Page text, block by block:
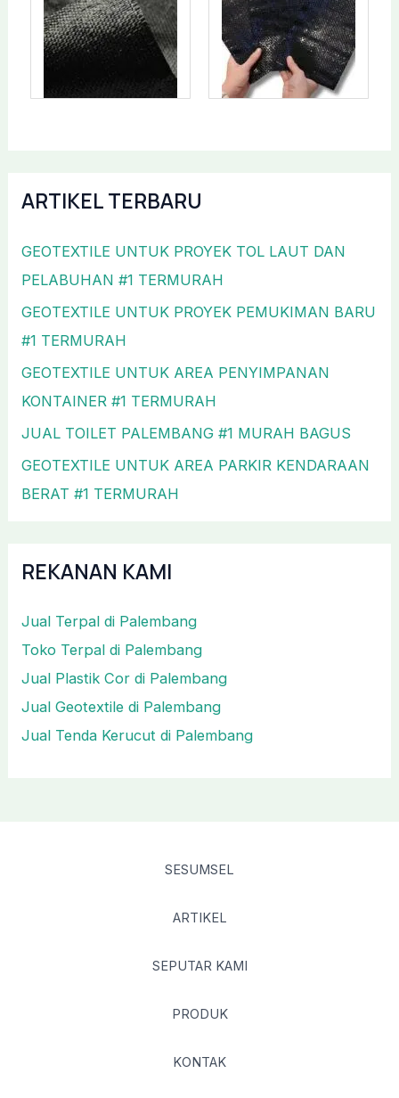
ARTIKEL TERBARU
GEOTEXTILE UNTUK PROYEK TOL LAUT DAN
PELABUHAN #1 TERMURAH
GEOTEXTILE UNTUK PROYEK PEMUKIMAN BARU
#1 TERMURAH
GEOTEXTILE UNTUK AREA PENYIMPANAN
KONTAINER #1 TERMURAH
JUAL TOILET PALEMBANG #1 MURAH BAGUS
GEOTEXTILE UNTUK AREA PARKIR KENDARAAN
BERAT #1 TERMURAH
REKANAN KAMI
Jual Terpal di Palembang
Toko Terpal di Palembang
Jual Plastik Cor di Palembang
Jual Geotextile di Palembang
Jual Tenda Kerucut di Palembang
SESUMSEL
ARTIKEL
SEPUTAR KAMI
PRODUK
KONTAK